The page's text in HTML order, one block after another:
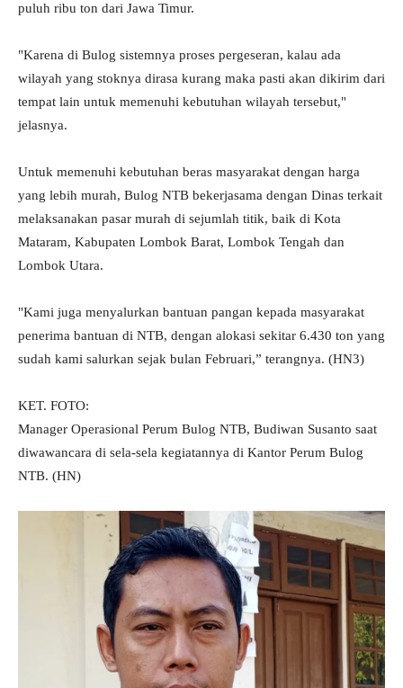
puluh ribu ton dari Jawa Timur.
"Karena di Bulog sistemnya proses pergeseran, kalau ada
wilayah yang stoknya dirasa kurang maka pasti akan dikirim dari
tempat lain untuk memenuhi kebutuhan wilayah tersebut,"
jelasnya.
Untuk memenuhi kebutuhan beras masyarakat dengan harga
yang lebih murah, Bulog NTB bekerjasama dengan Dinas terkait
melaksanakan pasar murah di sejumlah titik, baik di Kota
Mataram, Kabupaten Lombok Barat, Lombok Tengah dan
Lombok Utara.
"Kami juga menyalurkan bantuan pangan kepada masyarakat
penerima bantuan di NTB, dengan alokasi sekitar 6.430 ton yang
sudah kami salurkan sejak bulan Februari,” terangnya. (HN3)
KET. FOTO:
Manager Operasional Perum Bulog NTB, Budiwan Susanto saat
diwawancara di sela-sela kegiatannya di Kantor Perum Bulog
NTB. (HN)